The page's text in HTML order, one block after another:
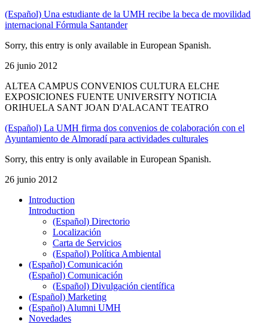
(Español) Una estudiante de la UMH recibe la beca de movilidad
internacional Fórmula Santander
Sorry, this entry is only available in European Spanish.
26 junio 2012
ALTEA CAMPUS CONVENIOS CULTURA ELCHE
EXPOSICIONES FUENTE UNIVERSITY NOTICIA
ORIHUELA SANT JOAN D'ALACANT TEATRO
(Español) La UMH firma dos convenios de colaboración con el
Ayuntamiento de Almoradí para actividades culturales
Sorry, this entry is only available in European Spanish.
26 junio 2012
Introduction
Introduction
(Español) Directorio
Localización
Carta de Servicios
(Español) Política Ambiental
(Español) Comunicación
(Español) Comunicación
(Español) Divulgación científica
(Español) Marketing
(Español) Alumni UMH
Novedades